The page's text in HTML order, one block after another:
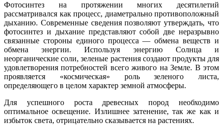
Фотосинтез на протяжении многих десятилетий
рассматривался как процесс, диаметрально противоположный
дыханию. Современные сведения позволяют утверждать, что
фотосинтез и дыхание представляют собой две неразрывно
связанные стороны единого процесса — обмена веществ и
обмена энергии. Используя энергию Солнца и
неорганические соли, зеленые растения создают продукты для
удовлетворения потребностей всего живого на Земле. В этом
проявляется «космическая» роль зеленого листа,
определяющего в целом характер земной атмосферы.
Для успешного роста древесных пород необходимо
оптимальное освещение. Излишнее затенение, так же как и
избыток света, отрицательно сказывается на растениях.